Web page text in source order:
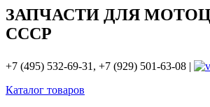
ЗАПЧАСТИ ДЛЯ
СССР
+7 (495) 532-69-31, +7 (929) 501-63-08 |
Каталог товаров